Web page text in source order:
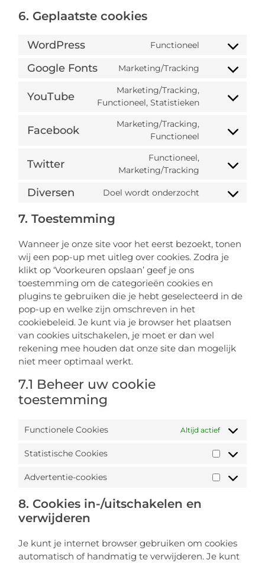
6. Geplaatste cookies
WordPress Functioneel
Google Fonts Marketing/Tracking
YouTube
Marketing/Tracking,
Functioneel, Statistieken
Facebook
Marketing/Tracking,
Functioneel
Twitter
Functioneel,
Marketing/Tracking
Diversen Doel wordt onderzocht
7. Toestemming
Wanneer je onze site voor het eerst bezoekt, tonen
wij een pop-up met uitleg over cookies. Zodra je
klikt op ‘Voorkeuren opslaan’ geef je ons
toestemming om de categorieën cookies en
plugins te gebruiken die je hebt geselecteerd in de
pop-up en welke zijn omschreven in het
cookiebeleid. Je kunt via je browser het plaatsen
van cookies uitschakelen, je moet er dan wel
rekening mee houden dat onze site dan mogelijk
niet meer optimaal werkt.
7.1 Beheer uw cookie
toestemming
Functionele Cookies Altijd actief
Statistische Cookies
Advertentie-cookies
8. Cookies in-/uitschakelen en
verwijderen
Je kunt je internet browser gebruiken om cookies
automatisch of handmatig te verwijderen. Je kunt